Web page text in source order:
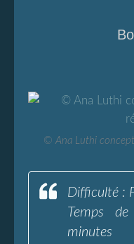
© Ana Luthi
Difficulté :
Temps
minutes